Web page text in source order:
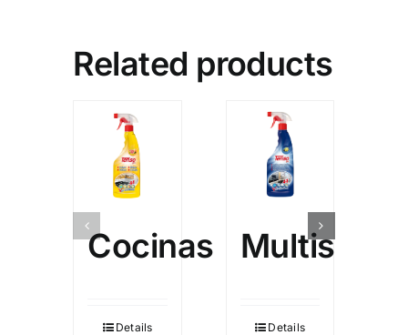
Related products
Cocinas
Details Details